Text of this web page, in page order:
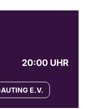
20:00 UHR
E.V.